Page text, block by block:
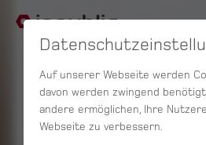
Auf unserer Webseite werden
davon werden zwingend
andere ermöglichen, Ihre
Webseite zu verbessern.